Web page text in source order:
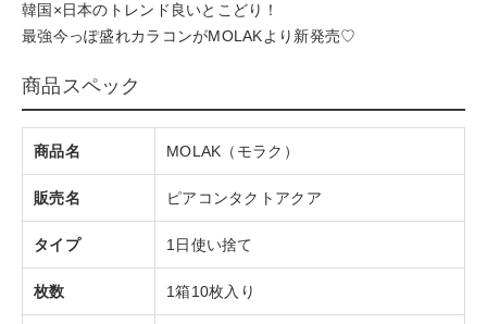
韓国×日本のトレンド良いとこどり！
最強今っぽ盛れカラコンがMOLAKより新発売♡
商品スペック
商品名 MOLAK（モラク）
販売名 ピアコンタクトアクア
タイプ 1日使い捨て
枚数 1箱10枚入り